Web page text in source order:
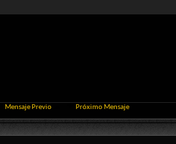
Mensaje Previo Próximo Mensaje